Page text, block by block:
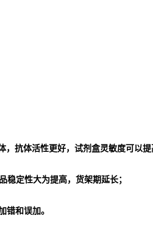
抗体活性更好，试剂盒灵敏度可以提
稳定性大为提高，货架期延长；
错和误加。